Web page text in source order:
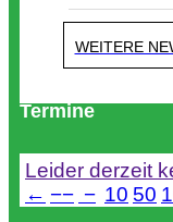
WEITERE
Termine
Leider derzeit
← −− − 10 50